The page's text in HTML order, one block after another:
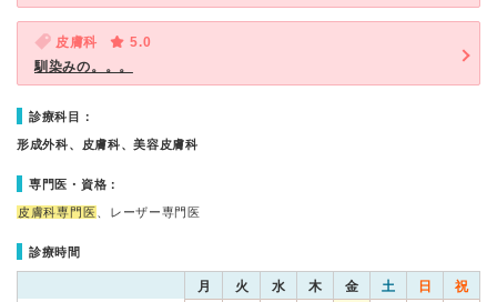
皮膚科
5.0
馴染みの。。。
診療科目：
形成外科、皮膚科、美容皮膚科
専門医・資格：
皮膚科専門医 、レーザー専門医
診療時間
月 火 水 木 金 土 日 祝